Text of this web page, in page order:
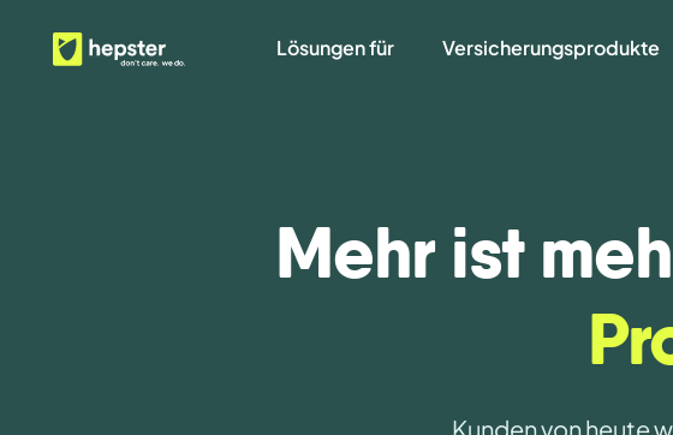
Lösungen für Versicherungsprodukte
Mehr ist
Kunden von heute